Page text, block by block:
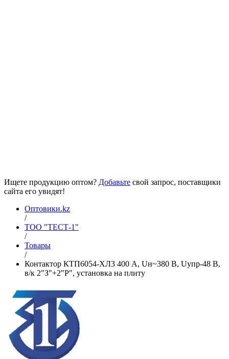
Ищете продукцию оптом? Добавьте свой запрос, поставщики
сайта его увидят!
Оптовики.kz
/
ТОО "ТЕСТ-1"
/
Товары
/
Контактор КТП6054-ХЛ3 400 А, Uн~380 В, Uупр-48 В,
в/к 2"З"+2"Р", установка на плиту